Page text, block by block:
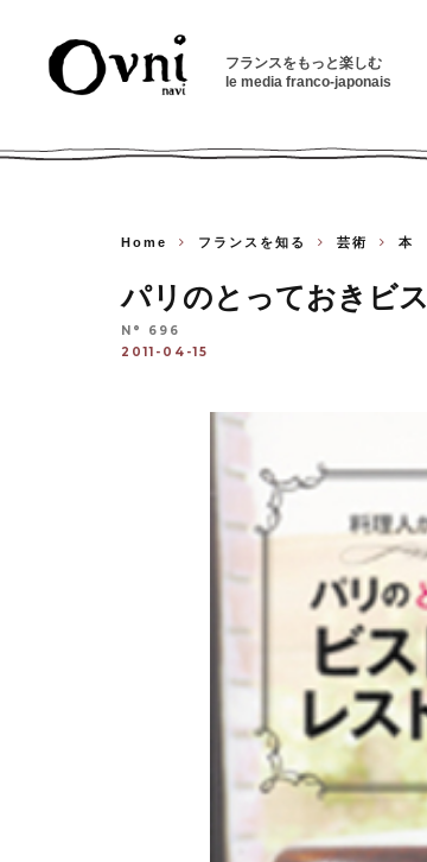
フランスをもっと楽しむ
le media franco-japonais
Home フランスを知る 芸術 本
パリのとっておきビ
N° 696
2011-04-15